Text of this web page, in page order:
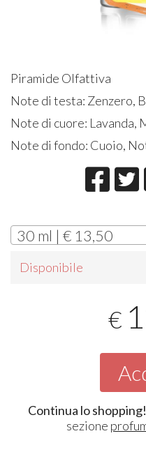
Piramide Olfattiva
Note di testa: Zenzero,
Note di cuore: Lavanda,
Note di fondo: Cuoio,
30 ml | € 13,50
Disponibile
€
Continua lo shopping!
sezione